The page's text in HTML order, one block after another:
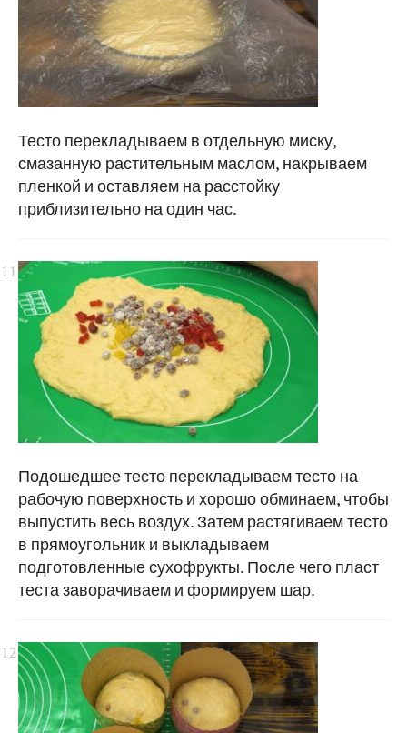
Тесто перекладываем в отдельную миску,
смазанную растительным маслом, накрываем
пленкой и оставляем на расстойку
приблизительно на один час.
Подошедшее тесто перекладываем тесто на
рабочую поверхность и хорошо обминаем, чтобы
выпустить весь воздух. Затем растягиваем тесто
в прямоугольник и выкладываем
подготовленные сухофрукты. После чего пласт
теста заворачиваем и формируем шар.